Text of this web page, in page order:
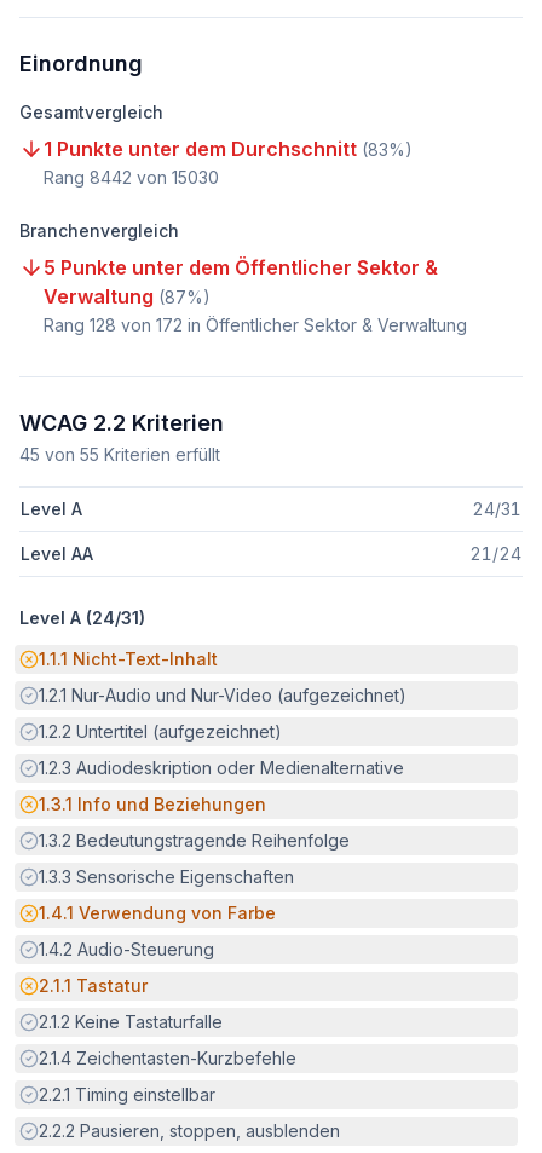
Einordnung
Gesamtvergleich
1 Punkte unter dem Durchschnitt (83%)
Rang 8442 von 15030
Branchenvergleich
5 Punkte unter dem Öffentlicher Sektor &
Verwaltung (87%)
Rang 128 von 172 in Öffentlicher Sektor & Verwaltung
WCAG 2.2 Kriterien
45 von 55 Kriterien erfüllt
Level A 24/31
Level AA 21 /24
Level A (24/31)
Potenzielle Barriere:
1.1.1 Nicht-Text-Inhalt
Erfüllt:
1.2.1 Nur-Audio und Nur-Video (aufgezeichnet)
Erfüllt:
1.2.2 Untertitel (aufgezeichnet)
Erfüllt:
1.2.3 Audiodeskription oder Medienalternative
Potenzielle Barriere:
1.3.1 Info und Beziehungen
Erfüllt:
1.3.2 Bedeutungstragende Reihenfolge
Erfüllt:
1.3.3 Sensorische Eigenschaften
Potenzielle Barriere:
1.4.1 Verwendung von Farbe
Erfüllt:
1.4.2 Audio-Steuerung
Potenzielle Barriere:
2.1.1 Tastatur
Erfüllt:
2.1.2 Keine Tastaturfalle
Erfüllt:
2.1.4 Zeichentasten-Kurzbefehle
Erfüllt:
2.2.1 Timing einstellbar
Erfüllt:
2.2.2 Pausieren, stoppen, ausblenden